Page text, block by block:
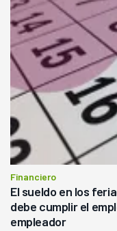
Financiero
El sueldo en los
debe cumplir el
empleador